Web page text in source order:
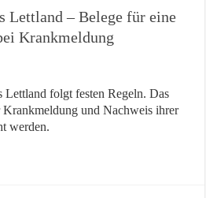
Lettland – Belege für eine
Krankmeldung
Lettland folgt festen Regeln. Das
Krankmeldung und Nachweis ihrer
werden.